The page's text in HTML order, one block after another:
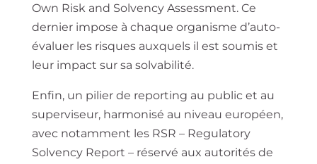
Own Risk and Solvency Assessment. Ce
dernier impose à chaque organisme d’auto-
évaluer les risques auxquels il est soumis et
leur impact sur sa solvabilité.
Enfin, un pilier de reporting au public et au
superviseur, harmonisé au niveau européen,
avec notamment les RSR – Regulatory
Solvency Report – réservé aux autorités de